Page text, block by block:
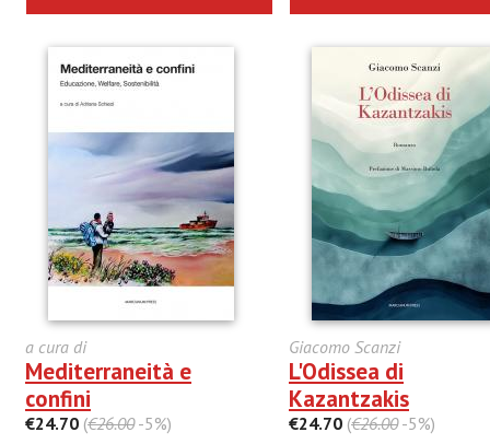
a cura di
Mediterraneità e
confini
€24.70 (€26.00-5%)
Giacomo Scanzi
L'Odissea di
Kazantzakis
€24.70 (€26.00-5%)